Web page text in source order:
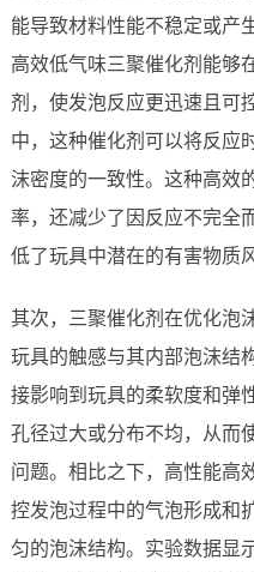
能导致材料性能不稳定或产
高效低气味三聚催化剂能够
剂，使发泡反应更迅速且可
中，这种催化剂可以将反应
沫密度的一致性。这种高效
率，还减少了因反应不完全
低了玩具中潜在的有害物质
其次，三聚催化剂在优化泡
玩具的触感与其内部泡沫结
接影响到玩具的柔软度和弹
孔径过大或分布不均，从而
问题。相比之下，高性能高
控发泡过程中的气泡形成和
匀的泡沫结构。实验数据显